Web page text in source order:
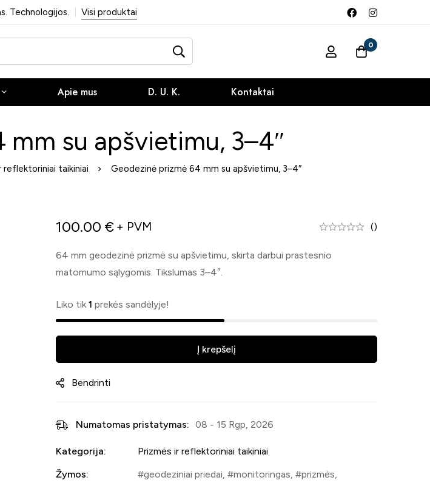
Technologijos. Visi produktai
0
Apie mus D. U. K. Kontaktai
su apšvietimu, 3–4″
reflektoriniai taikiniai Geodezinė prizmė 64 mm su apšvietimu, 3–4″
100.00 € + PVM ()
64 mm geodezinė prizmė su apšvietimu, skirta darbui prastesnio
matomumo sąlygomis. Tikslumas 3–4″.
Liko tik 1 prekės sandėlyje!
Į krepšelį
Bendrinti
Numatomas pristatymas: 08 - 15 Rgp, 2026
Kategorija:
Prizmės ir reflektoriniai taikiniai
Žymos:
geodeziniai priedai monitoringas prizmės